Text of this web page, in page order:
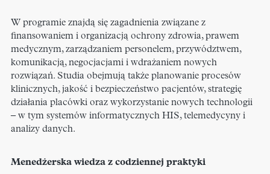
W programie znajdą się zagadnienia związane z
finansowaniem i organizacją ochrony zdrowia, prawem
medycznym, zarządzaniem personelem, przywództwem,
komunikacją, negocjacjami i wdrażaniem nowych
rozwiązań. Studia obejmują także planowanie procesów
klinicznych, jakość i bezpieczeństwo pacjentów, strategię
działania placówki oraz wykorzystanie nowych technologii
– w tym systemów informatycznych HIS, telemedycyny i
analizy danych.
Menedżerska wiedza z codziennej praktyki